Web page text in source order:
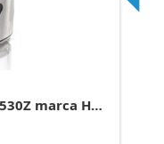
Vaporera de Alimentos 37530Z marca Hamilton Beach